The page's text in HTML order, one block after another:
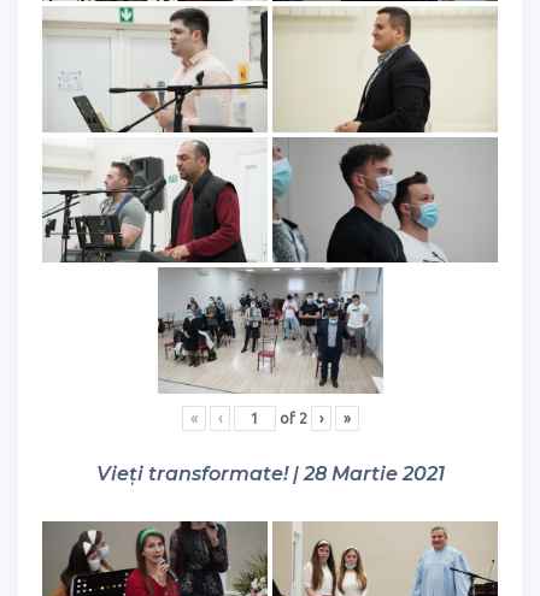
« ‹ of 2 › »
Vieți transformate! | 28 Martie 2021